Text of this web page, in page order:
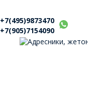
+7(495)9873470
+7(905)7154090